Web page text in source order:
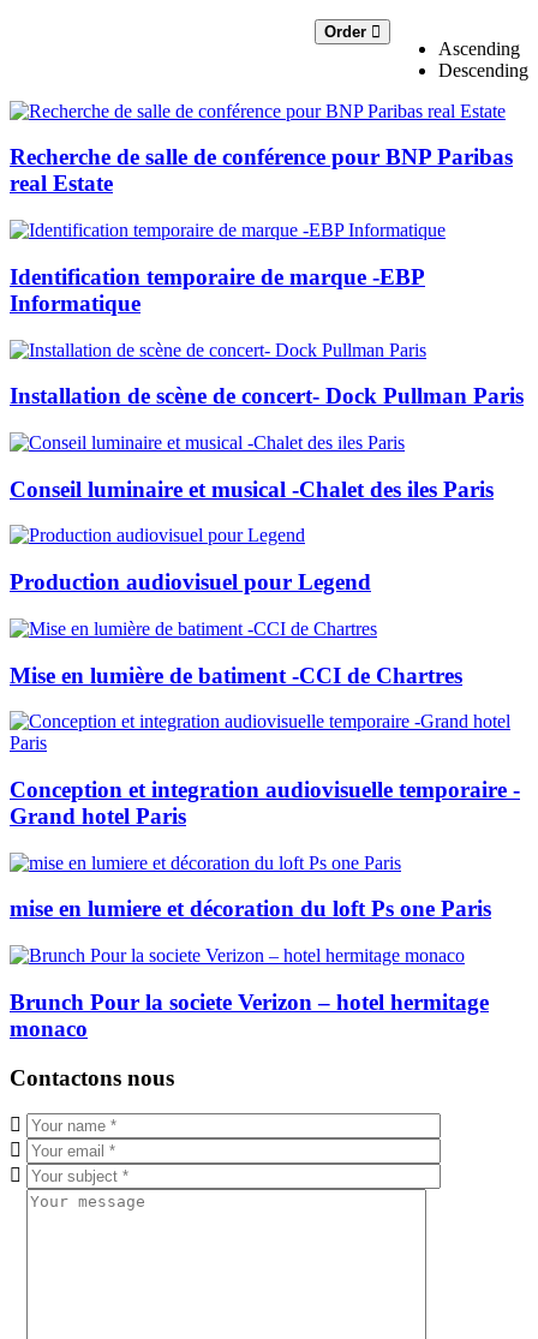
Order
Ascending
Descending
Recherche de salle de conférence pour BNP Paribas
real Estate
Identification temporaire de marque -EBP
Informatique
Installation de scène de concert- Dock Pullman Paris
Conseil luminaire et musical -Chalet des iles Paris
Production audiovisuel pour Legend
Mise en lumière de batiment -CCI de Chartres
Conception et integration audiovisuelle temporaire -
Grand hotel Paris
mise en lumiere et décoration du loft Ps one Paris
Brunch Pour la societe Verizon – hotel hermitage
monaco
Contactons nous